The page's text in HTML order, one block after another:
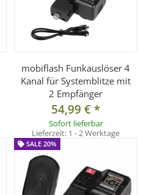
19 cm, Mindestgröße: 12 cm
Gewinde
Quadratisch
60x60cm, 60x80cm, 70x70cm;
30x120cm.
mobiflash Funkauslöser 4
Kanal für Systemblitze mit
2 Empfänger
54,99 €*
Sofort lieferbar
Lieferzeit: 1 - 2 Werktage
SALE 20%